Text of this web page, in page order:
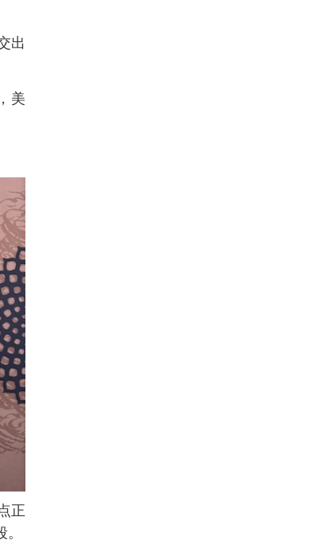
出
美
正